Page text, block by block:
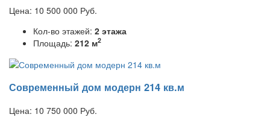
Цена: 10 500 000 Руб.
Кол-во этажей: 2 этажа
Площадь: 212 м2
Современный дом модерн 214 кв.м
Цена: 10 750 000 Руб.